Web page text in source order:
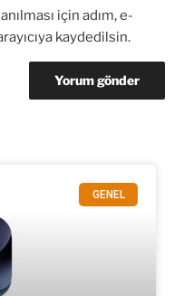
için adım, e-
kaydedilsin.
GENEL